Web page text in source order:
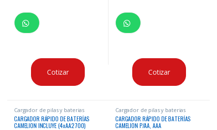
Cotizar Cotizar
Cargador de pilas y baterias
CARGADOR RÁPIDO DE BATERÍAS
CAMELION INCLUYE (4xAA2700)
Cargador de pilas y baterias
CARGADOR RÁPIDO DE BATERÍAS
CAMELION P/AA, AAA